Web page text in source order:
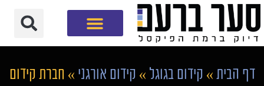
דף הבית » קידום בגוגל » קידום אורגני » חברת קידום